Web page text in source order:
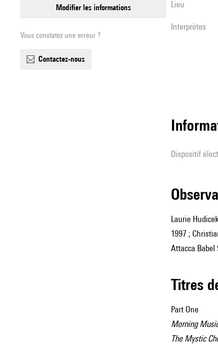
modifier les informations
Vous constatez une erreur ?
contactez-nous
lieu
interprètes
Dispositif
Laurie
1997 ;
Attacca Babel
Titres
Part One
Morning
The Mystic